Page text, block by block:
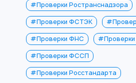
#Проверки Ространснадзора
#Проверки ФСТЭК
#Проверки ФНС
#Проверки ФССП
#Проверки Росстандарта